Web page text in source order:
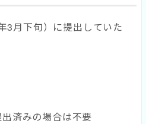
3月下旬）に提出していた
済みの場合は不要